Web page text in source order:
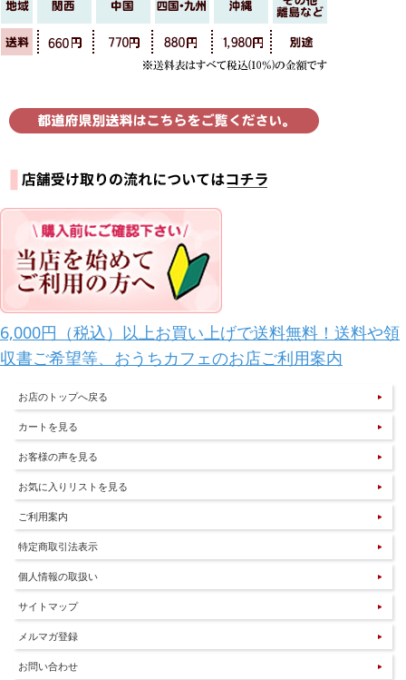
6,000円（税込）以上お買い上げで送料無料！送料や領
収書ご希望等、おうちカフェのお店ご利用案内
お店のトップへ戻る
カートを見る
お客様の声を見る
お気に入りリストを見る
ご利用案内
特定商取引法表示
個人情報の取扱い
サイトマップ
メルマガ登録
お問い合わせ